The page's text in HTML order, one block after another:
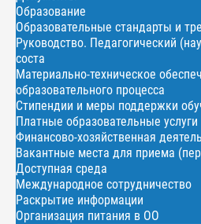
Образование
Образовательные стандарты и
Руководство. Педагогический
соста
Материально-техническое
образовательного процесса
Стипендии и меры поддержки
Платные образовательные услуги
Финансово-хозяйственная
Вакантные места для приема
Доступная среда
Международное сотрудничество
Раскрытие информации
Организация питания в ОО